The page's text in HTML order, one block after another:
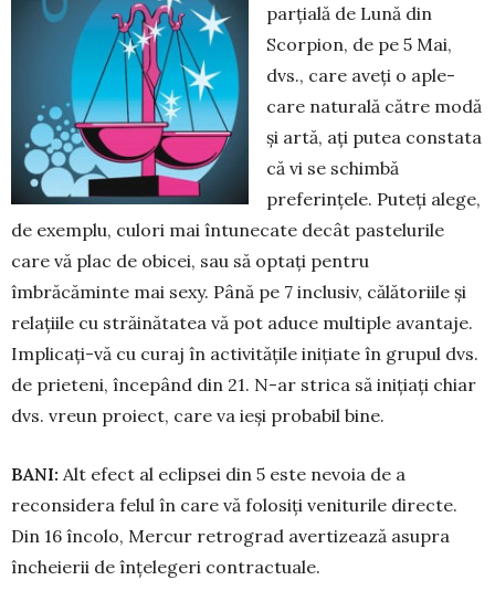
parțială de Lună din
Scorpion, de pe 5 Mai,
dvs., care aveți o aple­
care naturală către modă
și artă, ați putea constata
că vi se schimbă
preferințele. Puteți alege,
de exem­plu, culori mai întunecate decât pastelurile
care vă plac de obicei, sau să optați pentru
îmbrăcăminte mai sexy. Până pe 7 inclusiv, călătoriile și
relațiile cu străinătatea vă pot aduce multiple avantaje.
Im­pli­­cați-vă cu curaj în activitățile inițiate în grupul dvs.
de prieteni, începând din 21. N-ar strica să ini­țiați chiar
dvs. vreun proiect, care va ieși probabil bine.
BANI: Alt efect al eclipsei din 5 este nevoia de a
reconsidera felul în care vă folosiți veniturile di­recte.
Din 16 încolo, Mercur retrograd avertizează asupra
încheierii de înțelegeri contractuale.